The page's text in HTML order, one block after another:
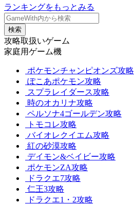
ランキングをもっとみる
検索
攻略取扱いゲーム
家庭用ゲーム機
ポケモンチャンピオンズ攻略
ぽこあポケモン攻略
スプラレイダース攻略
時のオカリナ攻略
ペルソナ4ゴールデン攻略
トモコレ攻略
バイオレクイエム攻略
紅の砂漠攻略
デイモン&ベイビー攻略
ポケモンZA攻略
ドラクエ7攻略
仁王3攻略
ドラクエ1・2攻略